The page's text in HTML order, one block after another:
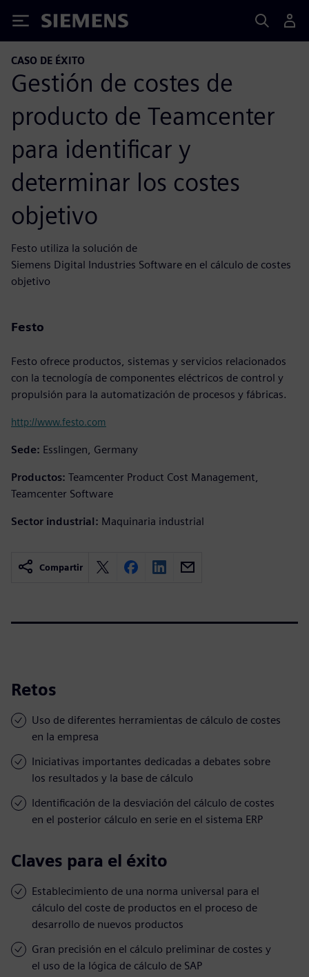
Siemens
CASO DE ÉXITO
Gestión de costes de
producto de Teamcenter
para identificar y
determinar los costes
objetivo
Festo utiliza la solución de
Siemens Digital Industries Software en el cálculo de costes
objetivo
Festo
Festo ofrece productos, sistemas y servicios relacionados
con la tecnología de componentes eléctricos de control y
propulsión para la automatización de procesos y fábricas.
http://www.festo.com
Sede: Esslingen, Germany
Productos: Teamcenter Product Cost Management,
Teamcenter Software
Sector industrial: Maquinaria industrial
Compartir
Retos
Uso de diferentes herramientas de cálculo de costes
en la empresa
Iniciativas importantes dedicadas a debates sobre
los resultados y la base de cálculo
Identificación de la desviación del cálculo de costes
en el posterior cálculo en serie en el sistema ERP
Claves para el éxito
Establecimiento de una norma universal para el
cálculo del coste de productos en el proceso de
desarrollo de nuevos productos
Gran precisión en el cálculo preliminar de costes y
el uso de la lógica de cálculo de SAP